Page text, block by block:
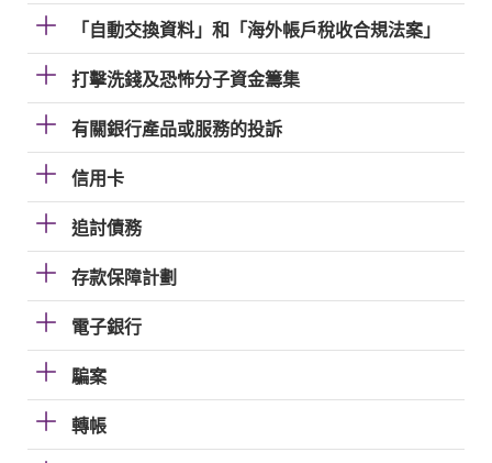
「自動交換資料」和「海外帳戶稅收合規法案」
打擊洗錢及恐怖分子資金籌集
有關銀行產品或服務的投訴
信用卡
追討債務
存款保障計劃
電子銀行
騙案
轉帳